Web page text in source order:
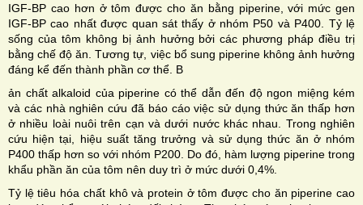
IGF-BP cao hơn ở tôm được cho ăn bằng piperine, với mức gen
IGF-BP cao nhất được quan sát thấy ở nhóm P50 và P400. Tỷ lệ
sống của tôm không bị ảnh hưởng bởi các phương pháp điều trị
bằng chế độ ăn. Tương tự, việc bổ sung piperine không ảnh hưởng
đáng kể đến thành phần cơ thể. B
ản chất alkaloid của piperine có thể dẫn đến độ ngon miệng kém
và các nhà nghiên cứu đã báo cáo việc sử dụng thức ăn thấp hơn
ở nhiều loài nuôi trên cạn và dưới nước khác nhau. Trong nghiên
cứu hiện tại, hiệu suất tăng trưởng và sử dụng thức ăn ở nhóm
P400 thấp hơn so với nhóm P200. Do đó, hàm lượng piperine trong
khẩu phần ăn của tôm nên duy trì ở mức dưới 0,4%.
Tỷ lệ tiêu hóa chất khô và protein ở tôm được cho ăn piperine cao